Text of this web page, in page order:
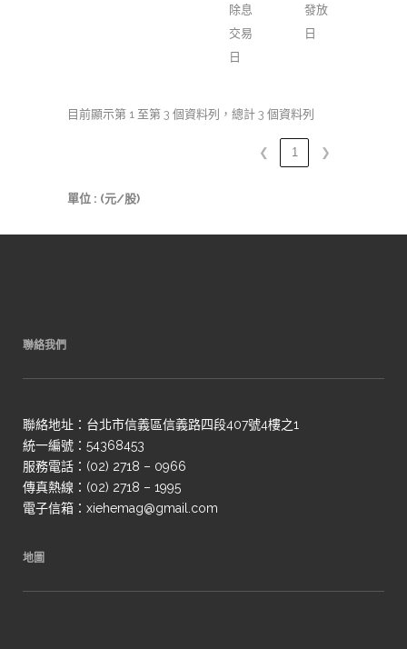
除息
交易
日
發放
日
目前顯示第 1 至第 3 個資料列，總計 3 個資料列
❮ 1 ❯
單位 : (元/股)
聯絡我們
聯絡地址：台北市信義區信義路四段407號4樓之1
統一編號：54368453
服務電話：(02) 2718 – 0966
傳真熱線：(02) 2718 – 1995
電子信箱：xiehemag@gmail.com
地圖